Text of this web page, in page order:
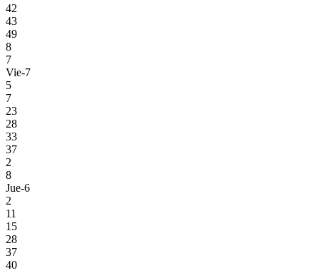
42
43
49
8
7
Vie-7
5
7
23
28
33
37
2
8
Jue-6
2
11
15
28
37
40